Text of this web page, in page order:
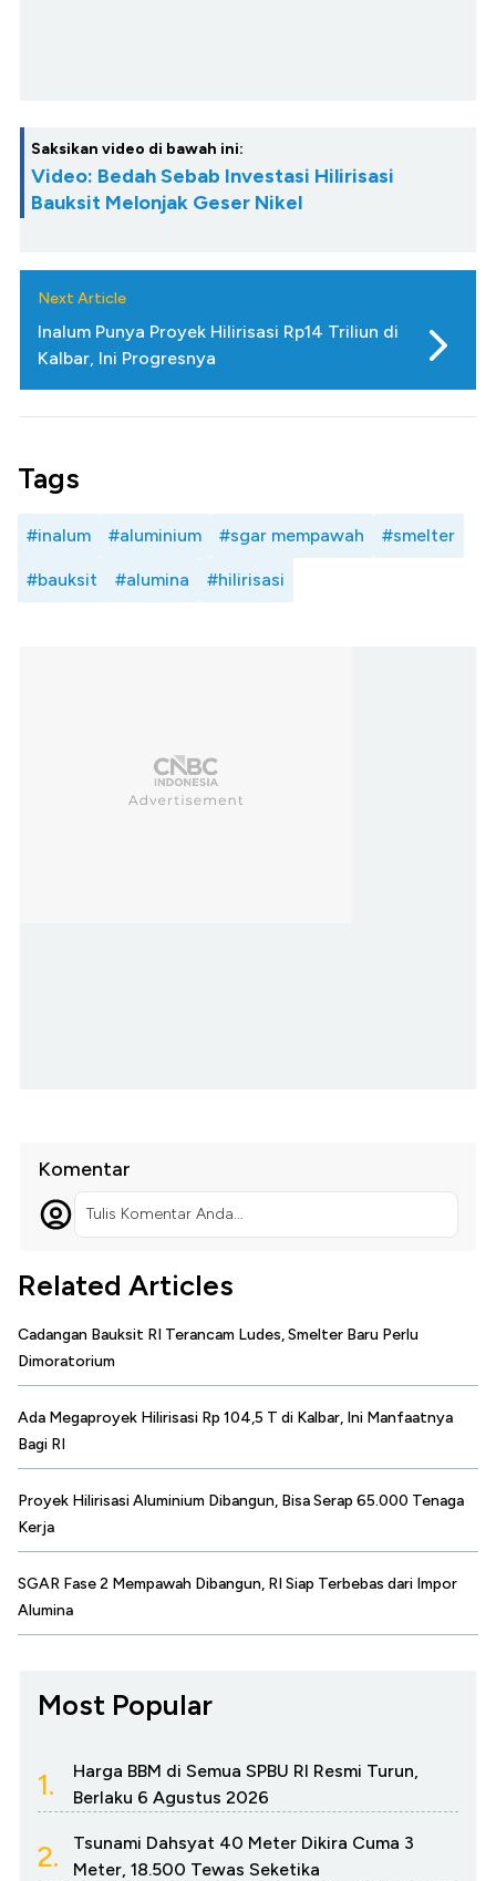
Saksikan video di bawah ini:
Video: Bedah Sebab Investasi Hilirisasi
Bauksit Melonjak Geser Nikel
Next Article
Inalum Punya Proyek Hilirisasi Rp14 Triliun di
Kalbar, Ini Progresnya
Tags
#inalum #aluminium #sgar mempawah #smelter
#bauksit #alumina #hilirisasi
Komentar
Tulis Komentar Anda...
Related Articles
Cadangan Bauksit RI Terancam Ludes, Smelter Baru Perlu
Dimoratorium
Ada Megaproyek Hilirisasi Rp 104,5 T di Kalbar, Ini Manfaatnya
Bagi RI
Proyek Hilirisasi Aluminium Dibangun, Bisa Serap 65.000 Tenaga
Kerja
SGAR Fase 2 Mempawah Dibangun, RI Siap Terbebas dari Impor
Alumina
Most Popular
1.
Harga BBM di Semua SPBU RI Resmi Turun,
Berlaku 6 Agustus 2026
2.
Tsunami Dahsyat 40 Meter Dikira Cuma 3
Meter, 18.500 Tewas Seketika